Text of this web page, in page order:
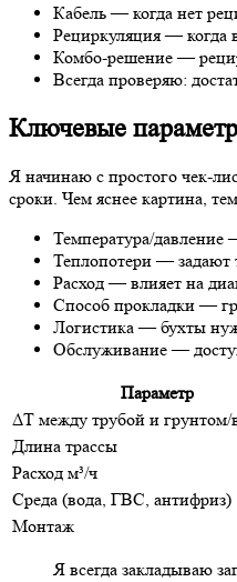
Кабель — когда нет
Рециркуляция — когда
Комбо-решение —
Всегда проверяю:
Ключевые
Я начинаю с простого чек-
сроки. Чем яснее картина,
Температура/
Теплопотери — задают
Расход — влияет на
Способ прокладки —
Логистика — бухты
Обслуживание —
Параметр
ΔT между трубой и грунтом/
Длина трассы
Расход м³/ч
Среда (вода, ГВС, антифриз)
Монтаж
Я всегда закладываю